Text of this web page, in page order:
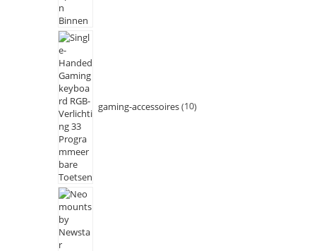
gaming-accessoires 10